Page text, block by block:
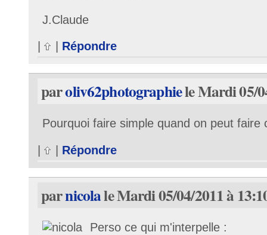
J.Claude
Répondre
paroliv62photographiele Mardi 05/
Pourquoi faire simple quand on peut faire
Répondre
parnicolale Mardi 05/04/2011 à
Perso ce qui m'interpelle :